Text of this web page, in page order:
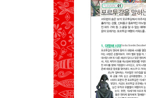
GET AROUND
MAP
SEE
EAT
SLEEP
02 카스카이스&카보 다 호카